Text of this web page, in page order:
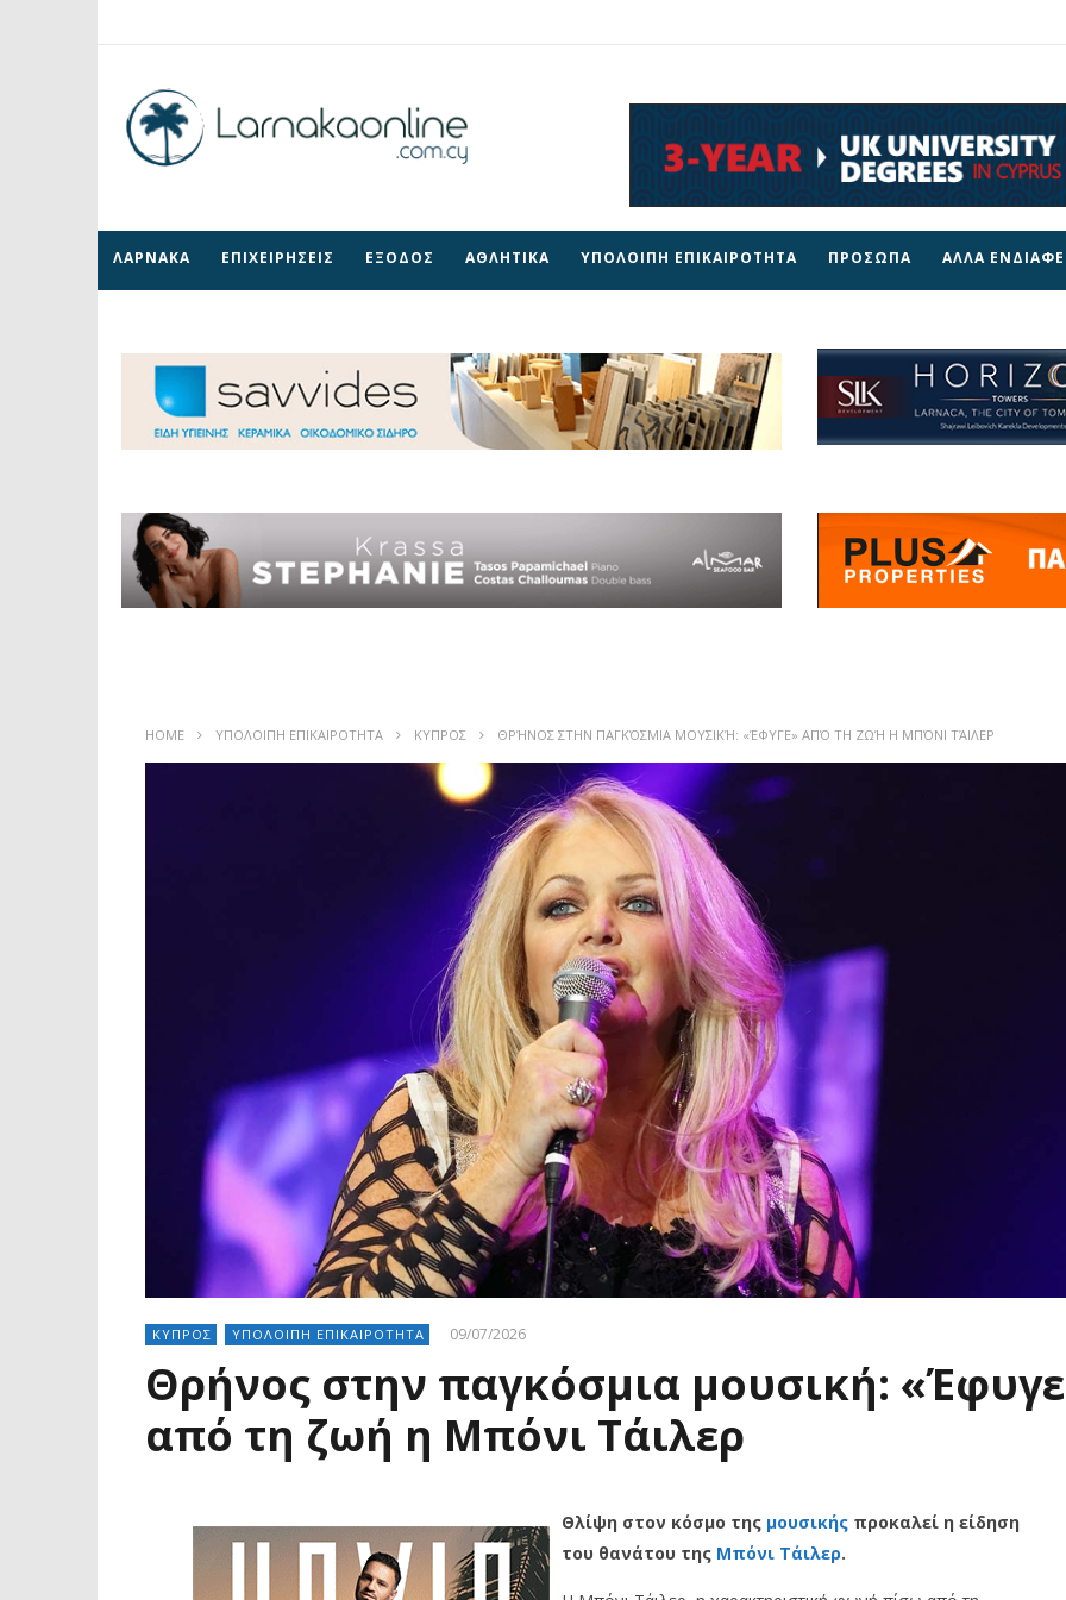
ΛΑΡΝΑΚΑ ΕΠΙΧΕΙΡΗΣΕΙΣ ΕΞΟΔΟΣ ΑΘΛΗΤΙΚΑ ΥΠΟΛΟΙΠΗ ΕΠΙΚΑΙΡΟΤΗΤΑ ΠΡΟΣΩΠΑ ΑΛΛΑ
HOME ΥΠΟΛΟΙΠΗ ΕΠΙΚΑΙΡΟΤΗΤΑ ΚΥΠΡΟΣ ΘΡΉΝΟΣ ΣΤΗΝ ΠΑΓΚΌΣΜΙΑ ΜΟΥΣΙΚΉ: «ΈΦΥΓΕ» ΑΠΌ ΤΗ ΖΩΉ Η ΜΠΌΝΙ ΤΆΙΛΕΡ
ΚΥΠΡΟΣ ΥΠΟΛΟΙΠΗ ΕΠΙΚΑΙΡΟΤΗΤΑ 09/07/2026
Θρήνος στην παγκόσμια μουσική:
από τη ζωή η Μπόνι Τάιλερ
Θλίψη στον κόσμο της μουσικήςπροκαλεί η είδηση
του θανάτου της Μπόνι Τάιλερ.